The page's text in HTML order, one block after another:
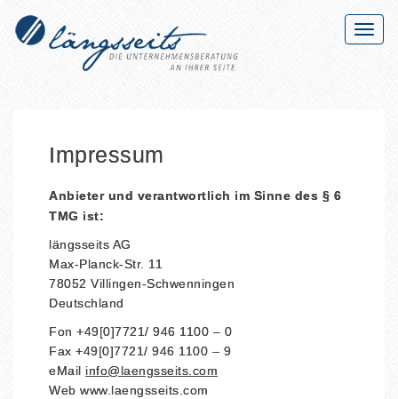
Impressum
Anbieter und verantwortlich im Sinne des § 6
TMG ist:
längsseits AG
Max-Planck-Str. 11
78052 Villingen-Schwenningen
Deutschland
Fon +49[0]7721/ 946 1100 – 0
Fax +49[0]7721/ 946 1100 – 9
eMail info@laengsseits.com
Web www.laengsseits.com